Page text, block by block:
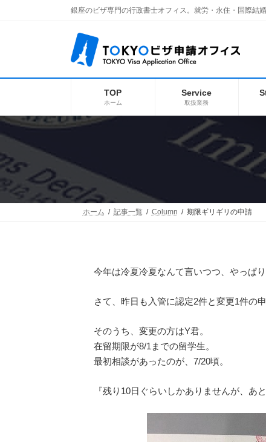
銀座のビザ専門の行政書士オフィス。就労・永住・国際結
TOP
ホーム
Service
取扱業務
ホーム 記事一覧 Column 期限ギリギリの申請
今年は冷夏冷夏なんて言いつつ、やっぱ
さて、昨日も入管に認定2件と変更1件の
そのうち、変更の方はY君。
在留期限が8/1までの留学生。
最初相談があったのが、7/20頃。
『残り10日ぐらいしかありませんが、あ